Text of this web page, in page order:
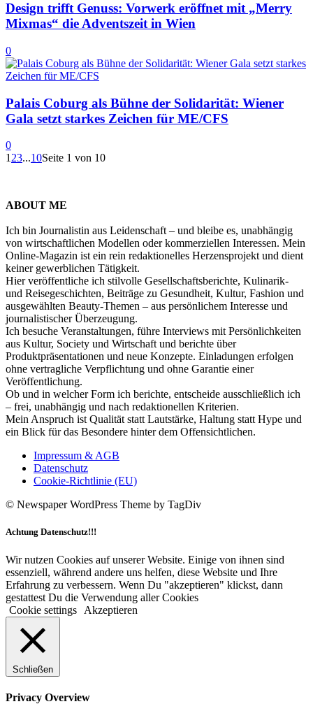
Design trifft Genuss: Vorwerk eröffnet mit „Merry
Mixmas“ die Adventszeit in Wien
0
Palais Coburg als Bühne der Solidarität: Wiener
Gala setzt starkes Zeichen für ME/CFS
0
1 23...10Seite 1 von 10
ABOUT ME
Ich bin Journalistin aus Leidenschaft – und bleibe es, unabhängig
von wirtschaftlichen Modellen oder kommerziellen Interessen. Mein
Online-Magazin ist ein rein redaktionelles Herzensprojekt und dient
keiner gewerblichen Tätigkeit.
Hier veröffentliche ich stilvolle Gesellschaftsberichte, Kulinarik-
und Reisegeschichten, Beiträge zu Gesundheit, Kultur, Fashion und
ausgewählten Beauty-Themen – aus persönlichem Interesse und
journalistischer Überzeugung.
Ich besuche Veranstaltungen, führe Interviews mit Persönlichkeiten
aus Kultur, Society und Wirtschaft und berichte über
Produktpräsentationen und neue Konzepte. Einladungen erfolgen
ohne vertragliche Verpflichtung und ohne Garantie einer
Veröffentlichung.
Ob und in welcher Form ich berichte, entscheide ausschließlich ich
– frei, unabhängig und nach redaktionellen Kriterien.
Mein Anspruch ist Qualität statt Lautstärke, Haltung statt Hype und
ein Blick für das Besondere hinter dem Offensichtlichen.
Impressum & AGB
Datenschutz
Cookie-Richtlinie (EU)
© Newspaper WordPress Theme by TagDiv
Achtung Datenschutz!!!
Wir nutzen Cookies auf unserer Website. Einige von ihnen sind
essenziell, während andere uns helfen, diese Website und Ihre
Erfahrung zu verbessern. Wenn Du "akzeptieren" klickst, dann
gestattest Du die Verwendung aller Cookies
Cookie settings
Akzeptieren
Schließen
Privacy Overview